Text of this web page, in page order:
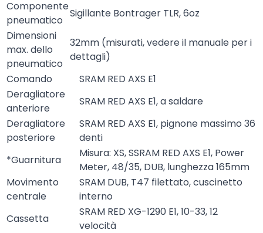
Componente
pneumatico
Sigillante Bontrager TLR, 6oz
Dimensioni
max. dello
pneumatico
32mm (misurati, vedere il manuale per i
dettagli)
Comando
SRAM RED AXS E1
Deragliatore
anteriore
SRAM RED AXS E1, a saldare
Deragliatore
posteriore
SRAM RED AXS E1, pignone massimo 36
denti
*Guarnitura
Misura: XS, SSRAM RED AXS E1, Power
Meter, 48/35, DUB, lunghezza 165mm
Movimento
centrale
SRAM DUB, T47 filettato, cuscinetto
interno
Cassetta
SRAM RED XG-1290 E1, 10-33, 12
velocità